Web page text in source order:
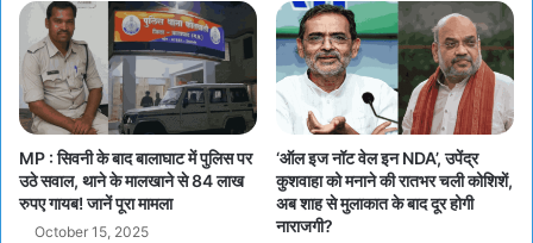
MP : सिवनी के बाद बालाघाट में पुलिस पर
उठे सवाल, थाने के मालखाने से 84 लाख
रुपए गायब! जानें पूरा मामला
October 15, 2025
‘ऑल इज नॉट वेल इन NDA’, उपेंद्र
कुशवाहा को मनाने की रातभर चली कोशिशें,
अब शाह से मुलाकात के बाद दूर होगी
नाराजगी?